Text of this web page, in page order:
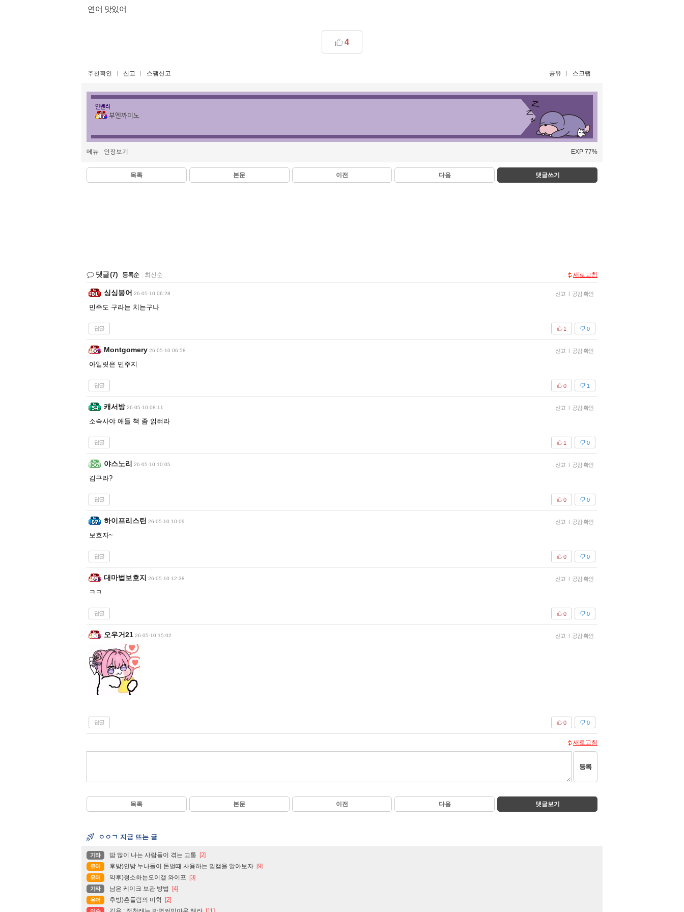
연어 맛있어
4
추천확인 신고 스팸신고 공유 스크랩
인벤러
부엔까미노
메뉴 인장보기 EXP 77%
목록 본문 이전 다음 댓글쓰기
댓글(7) 등록순 최신순 새로고침
싱싱붕어 26-05-10 06:28 신고 | 공감 확인
민주도 구라는 치는구나
답글 0
1
Montgomery 26-05-10 06:58 신고 | 공감 확인
아일릿은 민주지
답글 1
0
캐서방 26-05-10 08:11 신고 | 공감 확인
소속사야 애들 책 좀 읽혀라
답글 0
1
야스노리 26-05-10 10:05 신고 | 공감 확인
김구라?
답글 0
0
하이프리스틴 26-05-10 10:09 신고 | 공감 확인
보호자~
답글 0
0
대마법보호지 26-05-10 12:38 신고 | 공감 확인
ㅋㅋ
답글 0
0
오우거21 26-05-10 15:02 신고 | 공감 확인
답글 0
0
새로고침
등록
목록 본문 이전 다음 댓글보기
ㅇㅇㄱ 지금 뜨는 글
기타 땀 많이 나는 사람들이 겪는 고통 [2]
유머 후방)인방 누나들이 돈벌때 사용하는 밑캠을 알아보자 [9]
유머 약후)청소하는오이갤 와이프 [3]
기타 남은 케이크 보관 방법 [4]
유머 후방)흔들림의 미학 [2]